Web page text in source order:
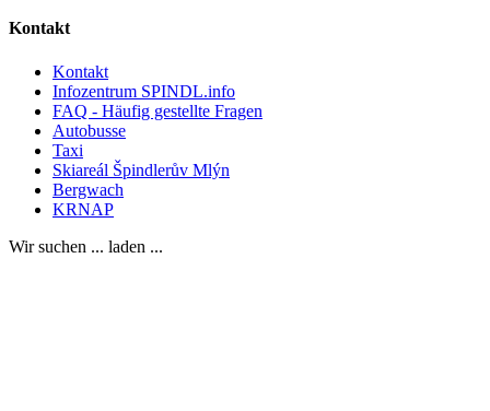
Kontakt
Kontakt
Infozentrum SPINDL.info
FAQ - Häufig gestellte Fragen
Autobusse
Taxi
Skiareál Špindlerův Mlýn
Bergwach
KRNAP
Wir suchen ... laden ...